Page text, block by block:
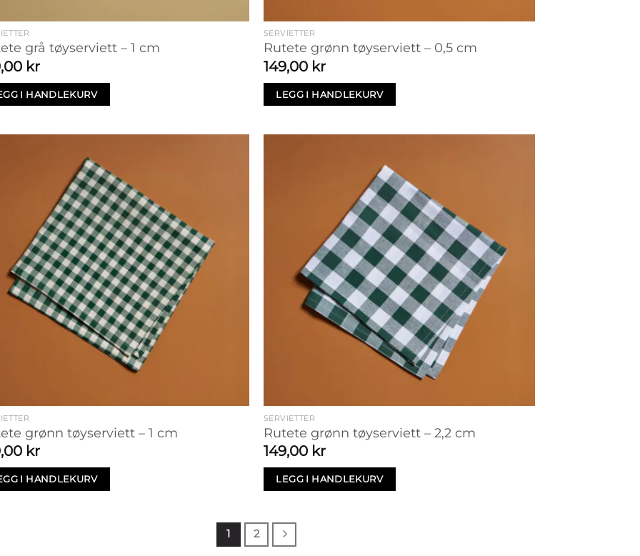
grå tøyserviett – 1 cm
kr
I HANDLEKURV
SERVIETTER
Rutete grønn tøyserviett – 0,5 cm
149,00 kr
LEGG I HANDLEKURV
grønn tøyserviett – 1 cm
kr
I HANDLEKURV
SERVIETTER
Rutete grønn tøyserviett – 2,2 cm
149,00 kr
LEGG I HANDLEKURV
1 2